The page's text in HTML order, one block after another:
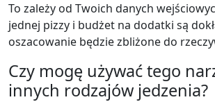
To zależy od Twoich danych
jednej pizzy i budżet na dodatki są
oszacowanie będzie zbliżone do
Czy mogę używać tego
innych rodzajów jedzenia?